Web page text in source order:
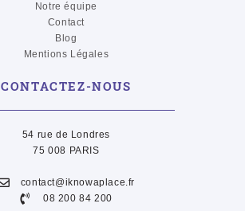
Notre équipe
Contact
Blog
Mentions Légales
CONTACTEZ-NOUS
54 rue de Londres
75 008 PARIS
contact@iknowaplace.fr
08 200 84 200